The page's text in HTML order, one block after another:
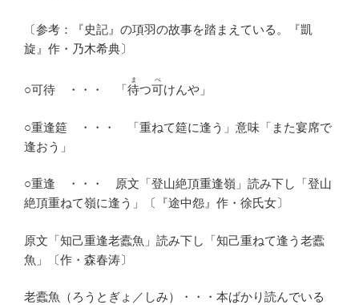
〔参考：『史記』の項羽の故事を踏まえている。『凱
旋』作・乃木希典〕
○可待 ・・・ 「 待
ま
つ可
べ
けんや」
○重逢筵 ・・・ 「重ねて筵に逢う」意味「また宴席で
逢おう」
○重逢 ・・・ 原文「登山絶頂重逢嶺」読み下し「登山
絶頂重ねて嶺に逢う」〔『途中怨』作・徐氏女〕
原文「知己重逢老蠹魚」読み下し「知己重ねて逢う老蠹
魚」〔作・森春涛〕
老蠹魚（ろうとぎょ／しみ）・・・本ばかり読んでいる